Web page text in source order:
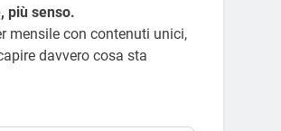
più senso.
mensile con contenuti unici,
davvero cosa sta